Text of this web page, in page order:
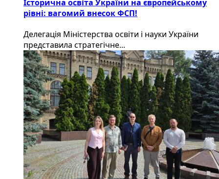
Історична освіта України на європейському
рівні: вагомий внесок ФСП!
Делегація Міністерства освіти і науки України
представила стратегічне...